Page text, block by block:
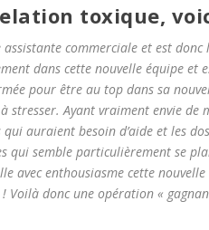
toxique,
commerciale et est
dans cette nouvelle équipe
pour être au top dans sa
stresser. Ayant vraiment envie de
qui auraient besoin d’aide et les
qui semble particulièrement se
avec enthousiasme cette
! Voilà donc une opération «